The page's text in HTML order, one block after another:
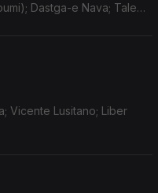
Dastga-e Nava; Tale
Vicente Lusitano; Liber